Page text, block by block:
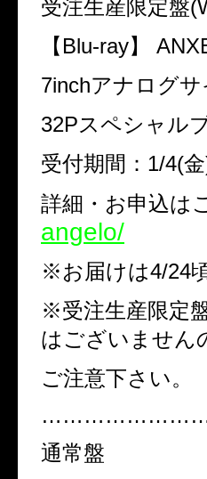
受注生産限定盤
【 Blu-ray】
7inchアナログ
32Pスペシャル
受付期間： 1/4(金
詳細・お申込は
angelo/
※お届けは4/24
※受注生産限定
はございません
ご注意下さい。
通常盤